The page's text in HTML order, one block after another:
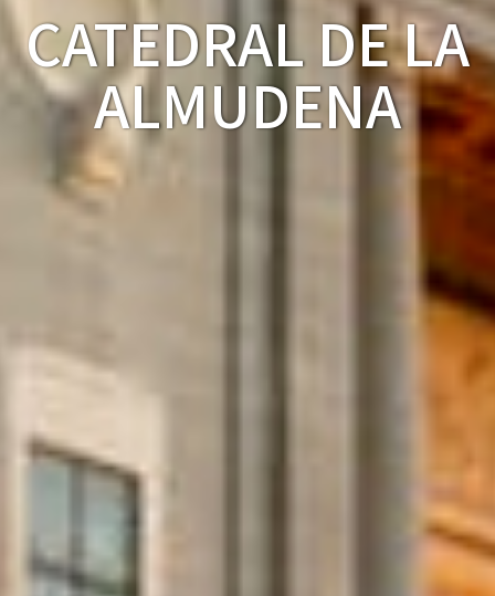
CATEDRAL DE LA
ALMUDENA